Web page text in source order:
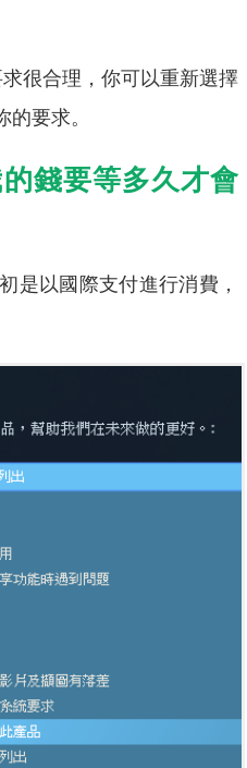
很合理，你可以重新選擇
要求。
錢要等多久才會
是以國際支付進行消費，